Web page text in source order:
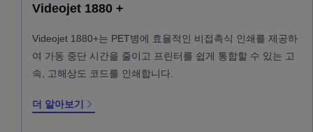
Videojet 1880 +
Videojet 1880+는 PET병에 효율적인 비접촉식 인쇄를 제공하
여 가동 중단 시간을 줄이고 프린터를 쉽게 통합할 수 있는 고
속, 고해상도 코드를 인쇄합니다.
더 알아보기